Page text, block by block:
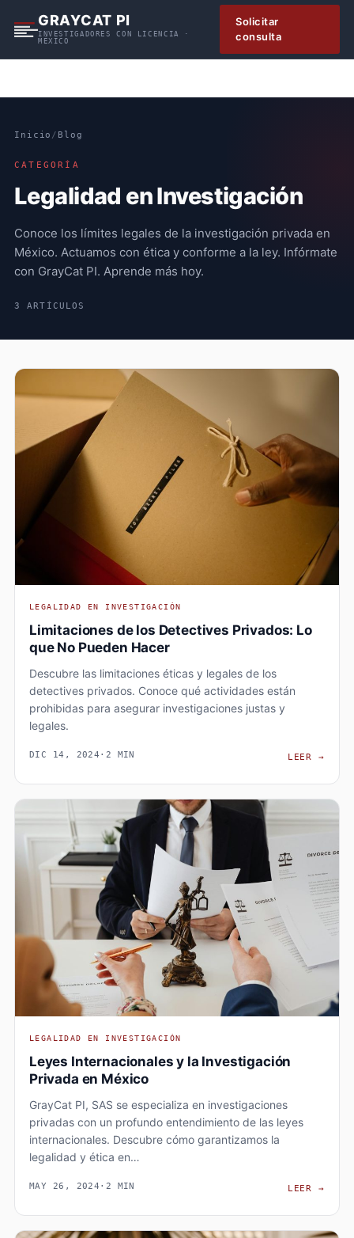
GRAYCAT PI
INVESTIGADORES CON LICENCIA ·
MÉXICO
Solicitar
consulta
Inicio / Blog
CATEGORÍA
Legalidad en Investigación
Conoce los límites legales de la investigación privada en
México. Actuamos con ética y conforme a la ley. Infórmate
con GrayCat PI. Aprende más hoy.
3 ARTÍCULOS
LEGALIDAD EN INVESTIGACIÓN
Limitaciones de los Detectives Privados: Lo
que No Pueden Hacer
Descubre las limitaciones éticas y legales de los
detectives privados. Conoce qué actividades están
prohibidas para asegurar investigaciones justas y
legales.
DIC 14, 2024 · 2 MIN LEER→
LEGALIDAD EN INVESTIGACIÓN
Leyes Internacionales y la Investigación
Privada en México
GrayCat PI, SAS se especializa en investigaciones
privadas con un profundo entendimiento de las leyes
internacionales. Descubre cómo garantizamos la
legalidad y ética en…
MAY 26, 2024 · 2 MIN LEER→